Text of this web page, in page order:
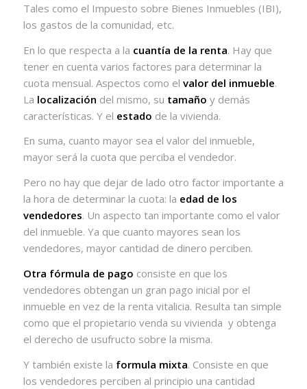
Tales como el Impuesto sobre Bienes Inmuebles (IBI),
los gastos de la comunidad, etc.
En lo que respecta a la cuantía de la renta. Hay que
tener en cuenta varios factores para determinar la
cuota mensual. Aspectos como el valor del inmueble.
La localización del mismo, su tamaño y demás
características. Y el estado de la vivienda.
En suma, cuanto mayor sea el valor del inmueble,
mayor será la cuota que perciba el vendedor.
Pero no hay que dejar de lado otro factor importante a
la hora de determinar la cuota: la edad de los
vendedores. Un aspecto tan importante como el valor
del inmueble. Ya que cuanto mayores sean los
vendedores, mayor cantidad de dinero perciben.
Otra fórmula de pago consiste en que los
vendedores obtengan un gran pago inicial por el
inmueble en vez de la renta vitalicia. Resulta tan simple
como que el propietario venda su vivienda y obtenga
el derecho de usufructo sobre la misma.
Y también existe la formula mixta. Consiste en que
los vendedores perciben al principio una cantidad